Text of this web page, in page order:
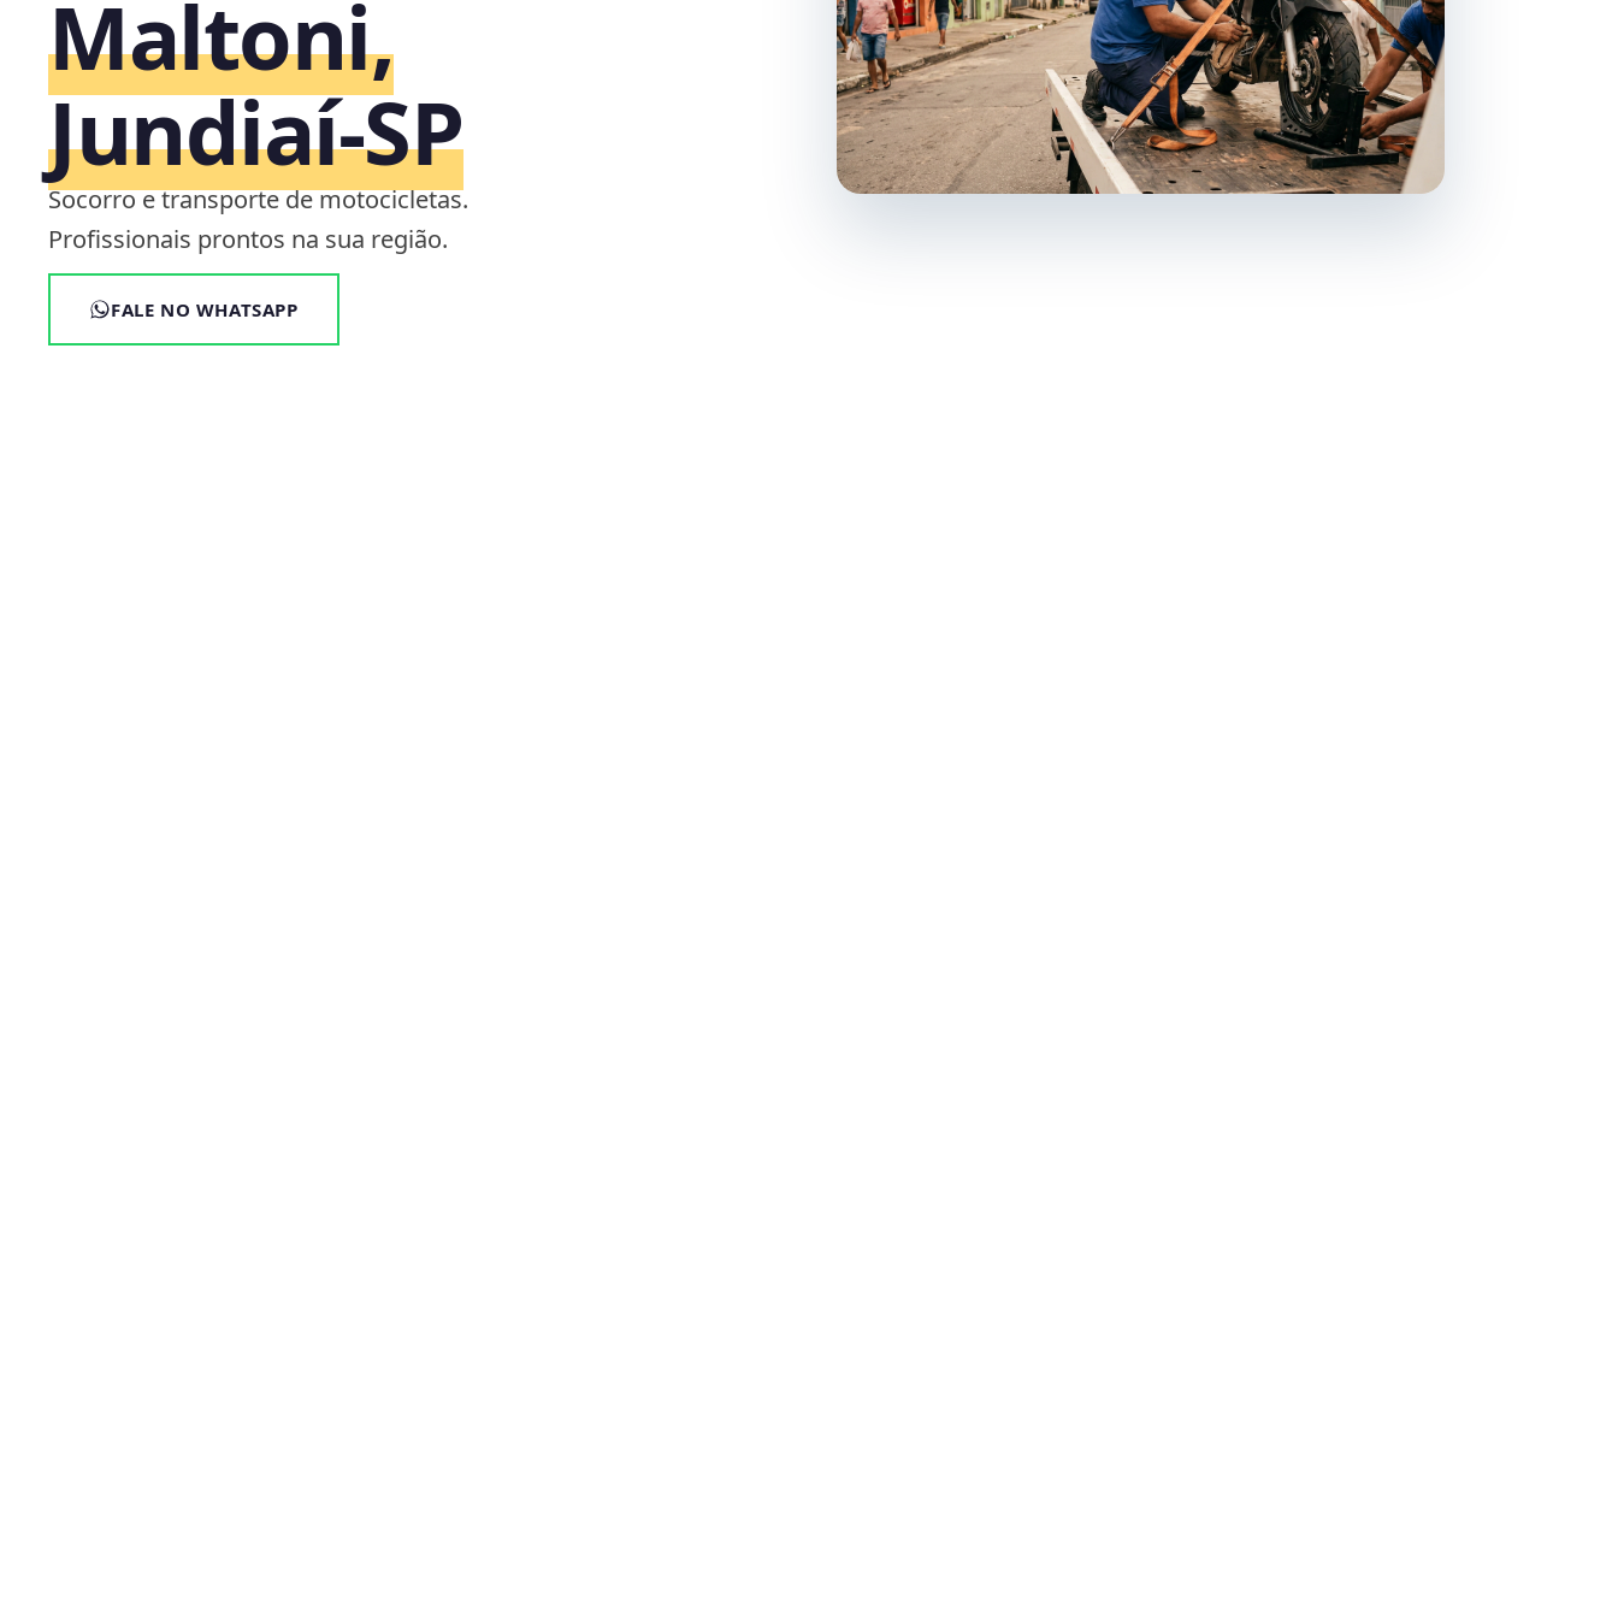
Maltoni,
Jundiaí‑SP
Socorro e transporte de motocicletas.
Profissionais prontos na sua região.
FALE NO WHATSAPP